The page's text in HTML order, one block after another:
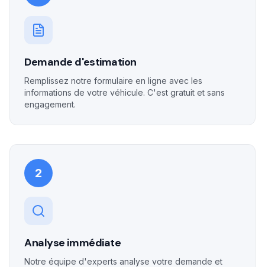
Demande d'estimation
Remplissez notre formulaire en ligne avec les
informations de votre véhicule. C'est gratuit et sans
engagement.
2
Analyse immédiate
Notre équipe d'experts analyse votre demande et